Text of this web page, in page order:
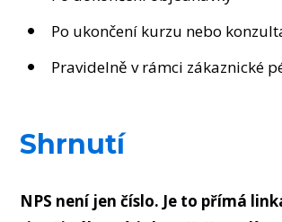
Po ukončení kurzu nebo
Pravidelně v rámci zákaznické
Shrnutí
NPS není jen číslo. Je to přímá